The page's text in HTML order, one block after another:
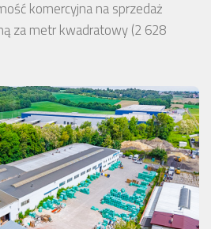
komercyjna na sprzedaż
za metr kwadratowy (2 628